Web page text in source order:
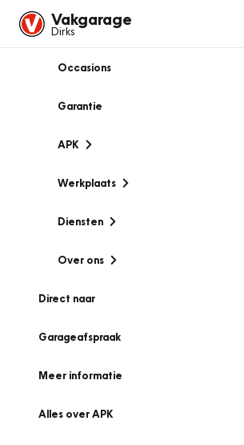
Vakgarage
Dirks
Occasions
Garantie
APK
Werkplaats
Diensten
Over ons
Direct naar
Garageafspraak
Meer informatie
Alles over APK